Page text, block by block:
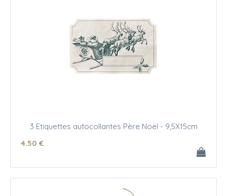
3 Etiquettes autocollantes Père Noël - 9,5X15cm
4.50 €